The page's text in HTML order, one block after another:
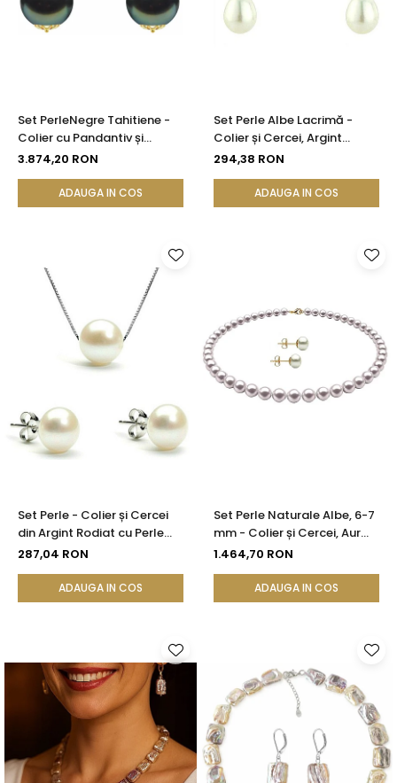
Seturi Perle cu Argint
Brățări cu Perle
Set PerleNegre Tahitiene -
Colier cu Pandantiv și
Cercei, Aur Galben 14K, Perle
AAA | KASKADDA®
3.874,20 RON
ADAUGA IN COS
Set Perle Albe Lacrimă -
Colier și Cercei, Argint
Rodiat 925, Perle Naturale
294,38 RON
ADAUGA IN COS
Set Perle - Colier și Cercei
din Argint Rodiat cu Perle
Albe Premium 10 mm |
287,04 RON
ADAUGA IN COS
Set Perle Naturale Albe, 6-7
mm - Colier și Cercei, Aur
Galben 14K | KASKADDA®
1.464,70 RON
ADAUGA IN COS